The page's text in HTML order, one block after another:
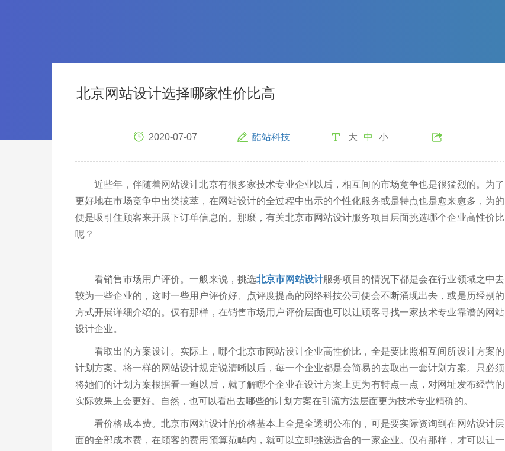
北京网站设计选择哪家性价比高
2020-07-07 酷站科技 大 中 小
近些年，伴随着网站设计北京有很多家技术专业企业以后，相互间的市场竞争也是很猛烈的。为了
更好地在市场竞争中出类拔萃，在网站设计的全过程中出示的个性化服务或是特点也是愈来愈多，为的
便是吸引住顾客来开展下订单信息的。那麼，有关北京市网站设计服务项目层面挑选哪个企业高性价比
呢？
看销售市场用户评价。一般来说，挑选北京市网站设计服务项目的情况下都是会在行业领域之中去
较为一些企业的，这时一些用户评价好、点评度提高的网络科技公司便会不断涌现出去，或是历经别的
方式开展详细介绍的。仅有那样，在销售市场用户评价层面也可以让顾客寻找一家技术专业靠谱的网站
设计企业。
看取出的方案设计。实际上，哪个北京市网站设计企业高性价比，全是要比照相互间所设计方案的
计划方案。将一样的网站设计规定说清晰以后，每一个企业都是会简易的去取出一套计划方案。只必须
将她们的计划方案根据看一遍以后，就了解哪个企业在设计方案上更为有特点一点，对网址发布经营的
实际效果上会更好。自然，也可以看出去哪些的计划方案在引流方法层面更为技术专业精确的。
看价格成本费。北京市网站设计的价格基本上全是全透明公布的，可是要实际资询到在网站设计层
面的全部成本费，在顾客的费用预算范畴内，就可以立即挑选适合的一家企业。仅有那样，才可以让一